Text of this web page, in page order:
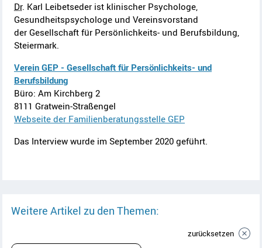
Dr. Karl Leibetseder ist klinischer Psychologe,
Gesundheitspsychologe und Vereinsvorstand
der Gesellschaft für Persönlichkeits- und Berufsbildung,
Steiermark.
Verein GEP - Gesellschaft für Persönlichkeits- und
Berufsbildung
Büro: Am Kirchberg 2
8111 Gratwein-Straßengel
Webseite der Familienberatungsstelle GEP
Das Interview wurde im September 2020 geführt.
Weitere Artikel zu den Themen:
zurücksetzen